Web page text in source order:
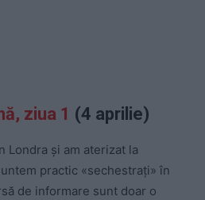
ziua 1 (4 aprilie)
Londra și am aterizat la
practic «sechestrați» în
de informare sunt doar o